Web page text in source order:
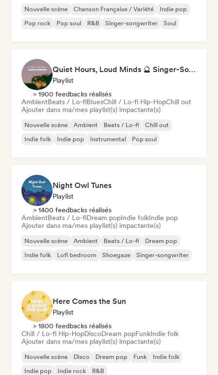
Nouvelle scène Chanson Française / Variété
Indie pop
Pop rock
Pop soul R&B Singer-songwriter Soul
Quiet Hours, Loud Minds 🔮 Singer-Songwriter, Bedroom Pop & Dream Pop
Playlist
> 1900 feedbacks réalisés
AmbientBeats / Lo-fiBluesChill / Lo-fi Hip-HopChill out
Ajouter dans ma/mes playlist(s) impactante(s)
Nouvelle scène Ambient Beats / Lo-fi
Chill out
Indie folk
Indie pop Instrumental Pop soul
Night Owl Tunes
Playlist
> 1400 feedbacks réalisés
AmbientBeats / Lo-fiDream popIndie folkIndie pop
Ajouter dans ma/mes playlist(s) impactante(s)
Nouvelle scène Ambient Beats / Lo-fi
Dream pop
Indie folk
Lofi bedroom Shoegaze Singer-songwriter
Here Comes the Sun
Playlist
> 1800 feedbacks réalisés
Chill / Lo-fi Hip-HopDiscoDream popFunkIndie folk
Ajouter dans ma/mes playlist(s) impactante(s)
Nouvelle scène Disco Dream pop Funk
Indie folk
Indie pop
Indie rock R&B